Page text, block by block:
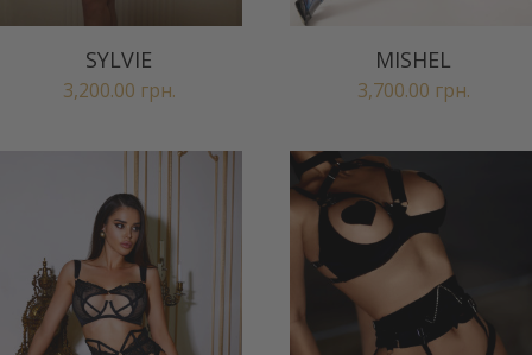
SYLVIE
3,200.00 грн.
MISHEL
3,700.00 грн.